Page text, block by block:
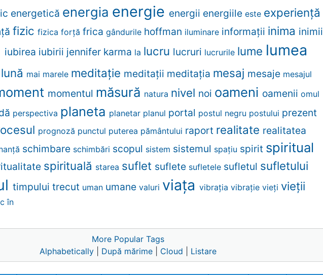
energetică energia energie energii energiileeste experiență
fizicfizicaforțăfricagândurile hoffman iluminare informații inima inimii
iubirea iubirii jennifer karma la lucru lucruri lucrurile lume lumea
lună mai marele meditaţie meditaţii meditația mesaj mesaje mesajul
momentul măsură natura nivel noi oameni oameniiomul
perspectiva planeta planetar planul portal postul negru postului prezent
prognoză punctul puterea pământului raport realitate realitatea
schimbare schimbări scopul sistem sistemul spațiu spirit spiritual
spirituală starea suflet suflete sufletele sufletul sufletului
timpuluitrecut uman umanevaluri viaţavibraţiavibrațievieți vieții
în
More Popular Tags
Alphabetically
După mărime Cloud Listare